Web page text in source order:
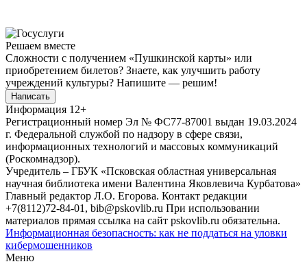
Решаем вместе
Сложности с получением «Пушкинской карты» или
приобретением билетов? Знаете, как улучшить работу
учреждений культуры? Напишите — решим!
Написать
Информация 12+
Регистрационный номер Эл № ФС77-87001 выдан 19.03.2024
г. Федеральной службой по надзору в сфере связи,
информационных технологий и массовых коммуникаций
(Роскомнадзор).
Учредитель – ГБУК «Псковская областная универсальная
научная библиотека имени Валентина Яковлевича Курбатова»
Главный редактор Л.О. Егорова. Контакт редакции
+7(8112)72-84-01, bib@pskovlib.ru При использовании
материалов прямая ссылка на сайт pskovlib.ru обязательна.
Информационная безопасность: как не поддаться на уловки
кибермошенников
Меню